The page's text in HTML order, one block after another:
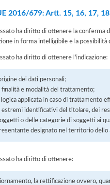
2016/679: Artt. 15, 16, 17,
ha diritto di ottenere la conferma
in forma intelligibile e la
ha diritto di ottenere l'indicazione:
dei dati personali;
finalità e modalità del trattamento;
logica applicata in caso di trattamento
estremi identificativi del titolare, dei
o delle categorie di soggetti ai
designato nel territorio dello
ha diritto di ottenere:
la rettificazione ovvero,